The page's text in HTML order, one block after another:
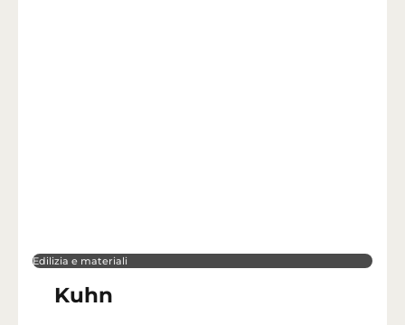
Edilizia e materiali
Kuhn